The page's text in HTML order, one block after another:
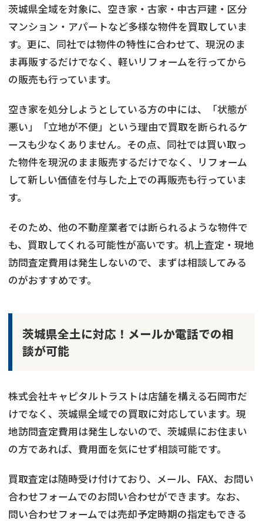
茨城県全域を対象に、空き家・古家・中古戸建・区分
マンション・アパートなど多様な物件を買取していま
す。更に、同社では物件の特性に合わせて、現況のま
ま再販するだけでなく、軽いリフォームを行ってから
の販売も行っています。
空き家を処分しようとしている方の中には、「状態が
悪い」「立地が不便」という理由で買取を断られるケ
ースも少なくありません。その点、同社では買い取っ
た物件を現況のまま販売するだけでなく、リフォーム
して新しい価値を付与した上での再販売も行っていま
す。
そのため、他の不動産業者では断られるような物件で
も、買取してくれる可能性が高いです。机上査定・現地
訪問査定費用は発生しないので、まずは相談してみる
のがおすすめです。
茨城県全土に対応！メールか電話での相
談が可能
株式会社キャピタルトラストは店舗を構える石岡市だ
けでなく、茨城県全域での買取に対応しています。現
地訪問査定費用は発生しないので、茨城県にお住まい
の方であれば、費用面を気にせず相談可能です。
買取査定は随時受け付けており、メール、FAX、お問い
合わせフォームでのお問い合わせができます。なお、
問い合わせフォームでは売却予定時期の指定もできる